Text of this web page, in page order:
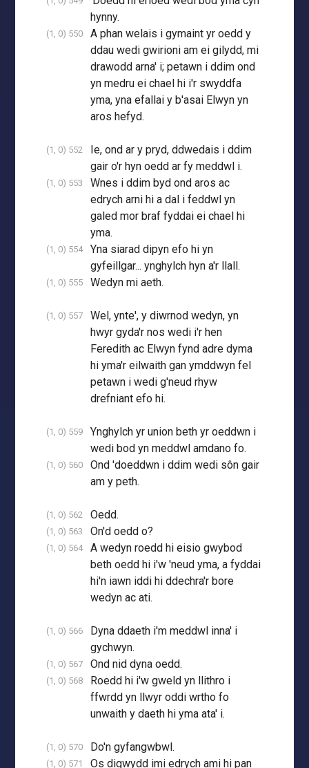
hynny.
(1, 0) 550
A phan welais i gymaint yr oedd y
ddau wedi gwirioni am ei gilydd, mi
drawodd arna' i; petawn i ddim ond
yn medru ei chael hi i'r swyddfa
yma, yna efallai y b'asai Elwyn yn
aros hefyd.
(1, 0) 552
Ie, ond ar y pryd, ddwedais i ddim
gair o'r hyn oedd ar fy meddwl i.
(1, 0) 553
Wnes i ddim byd ond aros ac
edrych arni hi a dal i feddwl yn
galed mor braf fyddai ei chael hi
yma.
(1, 0) 554
Yna siarad dipyn efo hi yn
gyfeillgar... ynghylch hyn a'r llall.
(1, 0) 555 Wedyn mi aeth.
(1, 0) 557
Wel, ynte', y diwrnod wedyn, yn
hwyr gyda'r nos wedi i'r hen
Feredith ac Elwyn fynd adre dyma
hi yma'r eilwaith gan ymddwyn fel
petawn i wedi g'neud rhyw
drefniant efo hi.
(1, 0) 559
Ynghylch yr union beth yr oeddwn i
wedi bod yn meddwl amdano fo.
(1, 0) 560
Ond 'doeddwn i ddim wedi sôn gair
am y peth.
(1, 0) 562 Oedd.
(1, 0) 563 On'd oedd o?
(1, 0) 564
A wedyn roedd hi eisio gwybod
beth oedd hi i'w 'neud yma, a fyddai
hi'n iawn iddi hi ddechra'r bore
wedyn ac ati.
(1, 0) 566
Dyna ddaeth i'm meddwl inna' i
gychwyn.
(1, 0) 567 Ond nid dyna oedd.
(1, 0) 568
Roedd hi i'w gweld yn llithro i
ffwrdd yn llwyr oddi wrtho fo
unwaith y daeth hi yma ata' i.
(1, 0) 570 Do'n gyfangwbwl.
(1, 0) 571
Os digwydd imi edrych ami hi pan